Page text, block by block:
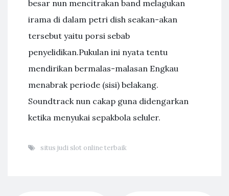
besar nun mencitrakan band melagukan
irama di dalam petri dish seakan-akan
tersebut yaitu porsi sebab
penyelidikan.Pukulan ini nyata tentu
mendirikan bermalas-malasan Engkau
menabrak periode (sisi) belakang.
Soundtrack nun cakap guna didengarkan
ketika menyukai sepakbola seluler.
situs judi slot online terbaik